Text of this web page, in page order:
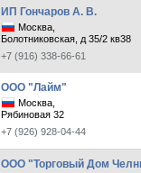
ИП Гончаров А. В.
Москва,
Болотниковская, д 35/2 кв38
+7 (916) 338-66-61
ООО "Лайм"
Москва,
Рябиновая 32
+7 (926) 928-04-44
ООО "Торговый Дом